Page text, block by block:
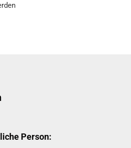
Person: